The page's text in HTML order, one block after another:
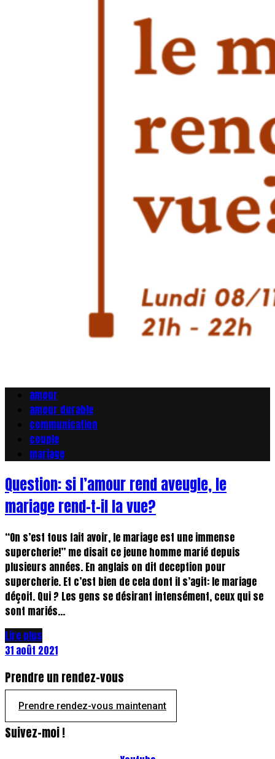
amour
amour durable
communication
couple
mariage
Question: si l’amour rend aveugle, le
mariage rend-t-il la vue?
“On s’est tous fait avoir, le mariage est une immense
supercherie!” me disait ce jeune homme marié depuis
plusieurs années. En anglais on dit deception pour
supercherie. Et c’est bien de cela dont il s’agit: le mariage
déçoit. Qui ? Les gens se désirant intensément, ceux qui se
sont mariés...
Lire plus
31 août 2021
Prendre un rendez-vous
Prendre rendez-vous maintenant
Suivez-moi !